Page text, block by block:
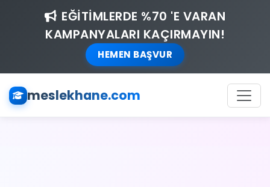
EĞİTİMLERDE %70 'E VARAN
KAMPANYALARI KAÇIRMAYIN!
HEMEN BAŞVUR
meslekhane.com